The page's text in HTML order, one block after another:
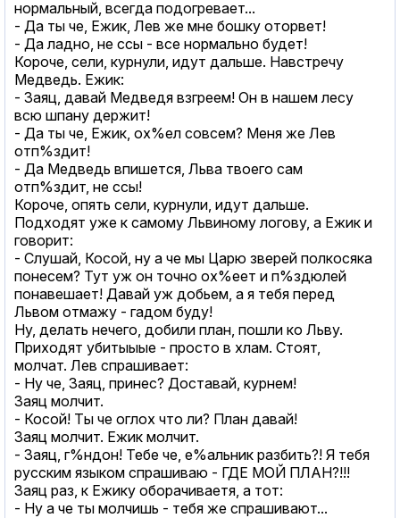
нормальный, всегда подогревает...
- Да ты че, Ежик, Лев же мне бошку оторвет!
- Да ладно, не ссы - все нормально будет!
Короче, сели, курнули, идут дальше. Навстречу
Медведь. Ежик:
- Заяц, давай Медведя взгреем! Он в нашем лесу
всю шпану держит!
- Да ты че, Ежик, ох%ел совсем? Меня же Лев
отп%здит!
- Да Медведь впишется, Льва твоего сам
отп%здит, не ссы!
Короче, опять сели, курнули, идут дальше.
Подходят уже к самому Львиному логову, а Ежик и
говорит:
- Слушай, Косой, ну а че мы Царю зверей полкосяка
понесем? Тут уж он точно ох%еет и п%здюлей
понавешает! Давай уж добьем, а я тебя перед
Львом отмажу - гадом буду!
Ну, делать нечего, добили план, пошли ко Льву.
Приходят убитыыые - просто в хлам. Стоят,
молчат. Лев спрашивает:
- Ну че, Заяц, принес? Доставай, курнем!
Заяц молчит.
- Косой! Ты че оглох что ли? План давай!
Заяц молчит. Ежик молчит.
- Заяц, г%ндон! Тебе че, е%альник разбить?! Я тебя
русским языком спрашиваю - ГДЕ МОЙ ПЛАН?!!!
Заяц раз, к Ежику оборачиваетя, а тот:
- Ну а че ты молчишь - тебя же спрашивают...